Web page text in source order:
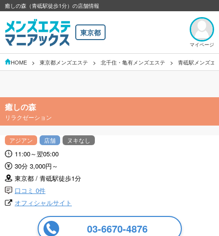
癒しの森（青砥駅徒歩1分）の店舗情報
東京都
マイページ
HOME 東京都メンズエステ 北千住・亀有メンズエステ 青砥駅メンズエ
癒しの森
リラクゼーション
アジアン 店舗 ヌキなし
11:00～翌05:00
30分 3,000円～
東京都 / 青砥駅徒歩1分
口コミ 0件
オフィシャルサイト
03-6670-4876